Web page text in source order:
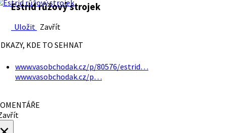
Estrid růžový strojek
Uložit Zavřít
KDE TO SEHNAT
www.vasobchodak.cz/p/80576/estrid…
www.vasobchodak.cz/p…